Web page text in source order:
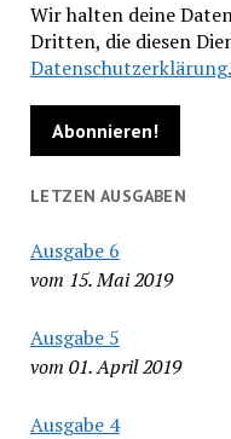
Wir halten deine
Dritten, die diesen
Datenschutzerklärung.
LETZEN AUSGABEN
Ausgabe 6
vom 15. Mai 2019
Ausgabe 5
vom 01. April 2019
Ausgabe 4